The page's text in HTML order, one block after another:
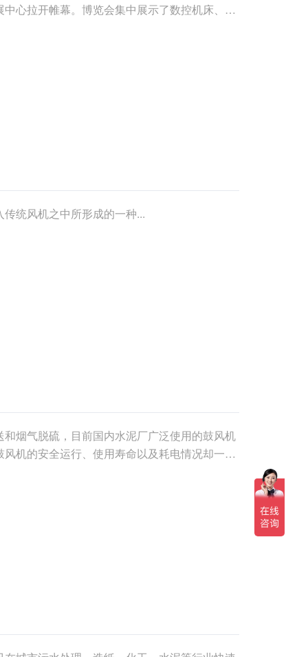
心拉开帷幕。博览会集中展示了数控机床、激
、功......
统风机之中所形成的一种...
烟气脱硫，目前国内水泥厂广泛使用的鼓风机
机的安全运行、使用寿命以及耗电情况却一直
定的前提条......